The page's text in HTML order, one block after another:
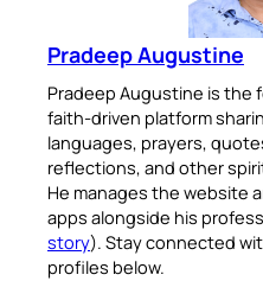
Pradeep Augustine
Pradeep Augustine is the
faith-driven platform
languages, prayers,
reflections, and other
He manages the website
apps alongside his
story). Stay connected
profiles below.